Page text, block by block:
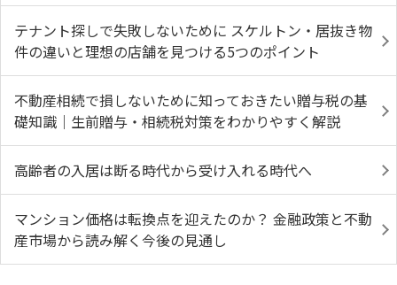
テナント探しで失敗しないために スケルトン・居抜き物
件の違いと理想の店舗を見つける5つのポイント
不動産相続で損しないために知っておきたい贈与税の基
礎知識｜生前贈与・相続税対策をわかりやすく解説
高齢者の入居は断る時代から受け入れる時代へ
マンション価格は転換点を迎えたのか？ 金融政策と不動
産市場から読み解く今後の見通し